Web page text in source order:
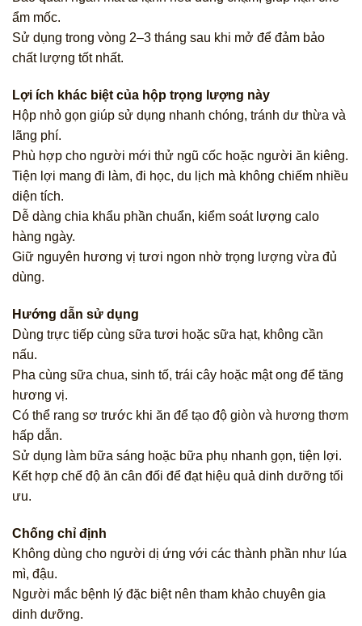
ẩm mốc.
Sử dụng trong vòng 2–3 tháng sau khi mở để đảm bảo
chất lượng tốt nhất.
Lợi ích khác biệt của hộp trọng lượng này
Hộp nhỏ gọn giúp sử dụng nhanh chóng, tránh dư thừa và
lãng phí.
Phù hợp cho người mới thử ngũ cốc hoặc người ăn kiêng.
Tiện lợi mang đi làm, đi học, du lịch mà không chiếm nhiều
diện tích.
Dễ dàng chia khẩu phần chuẩn, kiểm soát lượng calo
hàng ngày.
Giữ nguyên hương vị tươi ngon nhờ trọng lượng vừa đủ
dùng.
Hướng dẫn sử dụng
Dùng trực tiếp cùng sữa tươi hoặc sữa hạt, không cần
nấu.
Pha cùng sữa chua, sinh tố, trái cây hoặc mật ong để tăng
hương vị.
Có thể rang sơ trước khi ăn để tạo độ giòn và hương thơm
hấp dẫn.
Sử dụng làm bữa sáng hoặc bữa phụ nhanh gọn, tiện lợi.
Kết hợp chế độ ăn cân đối để đạt hiệu quả dinh dưỡng tối
ưu.
Chống chỉ định
Không dùng cho người dị ứng với các thành phần như lúa
mì, đậu.
Người mắc bệnh lý đặc biệt nên tham khảo chuyên gia
dinh dưỡng.